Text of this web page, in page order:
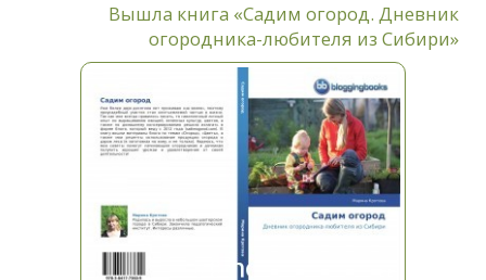
Вышла книга «Садим огород. Дневник
огородника-любителя из Сибири»